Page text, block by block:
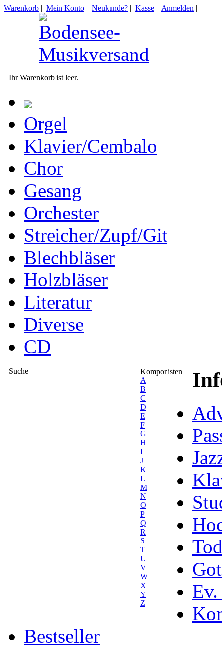
Warenkorb | Mein Konto | Neukunde? | Kasse | Anmelden |
Ihr Warenkorb ist leer.
Orgel
Klavier/Cembalo
Chor
Gesang
Orchester
Streicher/Zupf/Git
Blechbläser
Holzbläser
Literatur
Diverse
CD
Suche
Komponisten
A
B
C
D
E
F
G
H
I
J
K
L
M
N
O
P
Q
R
S
T
U
V
W
X
Y
Z
Ev.
Bestseller